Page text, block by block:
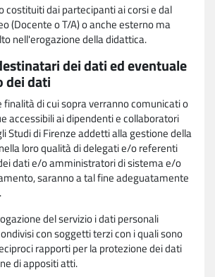
costituiti dai partecipanti ai corsi e dal
(Docente o T/A) o anche esterno ma
nell'erogazione della didattica.
dei dati ed eventuale
dei dati
di cui sopra verranno comunicati o
accessibili ai dipendenti e collaboratori
Studi di Firenze addetti alla gestione della
loro qualità di delegati e/o referenti
dati e/o amministratori di sistema e/o
saranno a tal fine adeguatamente
del servizio i dati personali
con soggetti terzi con i quali sono
rapporti per la protezione dei dati
di appositi atti.